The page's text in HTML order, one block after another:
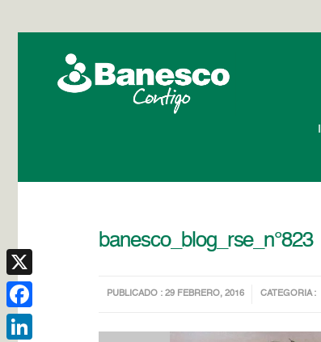
banesco_blog_rse_n°823
PUBLICADO : 29 FEBRERO, 2016 CATEGORIA :
X
Facebook